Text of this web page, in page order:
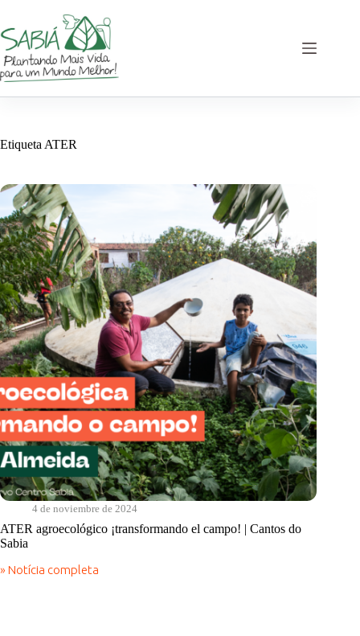
contenido
Etiqueta ATER
4 de noviembre de 2024
ATER agroecológico ¡transformando el campo! | Cantos do
Sabia
» Notícia completa
ATER